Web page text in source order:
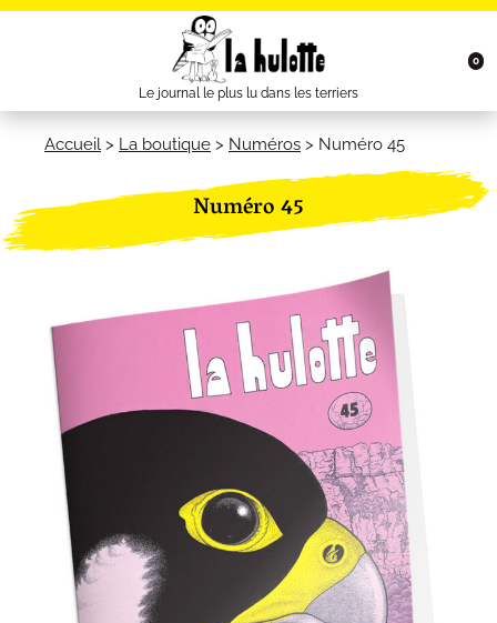
Le journal le plus lu dans les terriers
0
Accueil > La boutique > Numéros > Numéro 45
Numéro 45